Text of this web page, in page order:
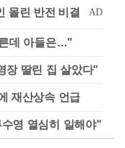
데 아들은…"
장 딸린 집 살았다"
재산상속 언급
영 열심히 일해야"